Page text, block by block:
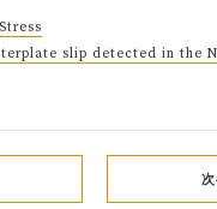
slip detected in the